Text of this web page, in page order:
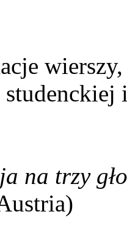
studenckiej
na trzy